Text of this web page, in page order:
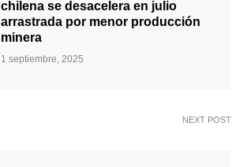
chilena se desacelera en julio
arrastrada por menor producción
minera
1 septiembre, 2025
NEXT POST